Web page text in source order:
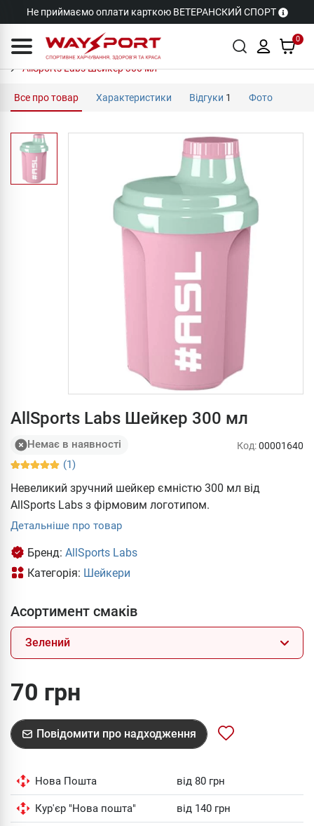
Не приймаємо оплати карткою ВЕТЕРАНСКИЙ СПОРТ
0
AllSports Labs Шейкер 300 мл
Все про товар Характеристики Відгуки 1 Фото
AllSports Labs Шейкер 300 мл
Немає в наявності
(1)
Код:00001640
Невеликий зручний шейкер ємністю 300 мл від
AllSports Labs з фірмовим логотипом.
Детальніше про товар
Бренд: AllSports Labs
Категорія: Шейкери
Асортимент смаків
Зелений
70 грн
Повідомити про надходження
Нова Пошта від 80 грн
Кур'єр "Нова пошта" від 140 грн